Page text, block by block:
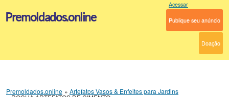
Premoldados.online
Acessar
Publique seu anúncio
Doação
Premoldados.online » Artefatos Vasos & Enfeites para Jardins